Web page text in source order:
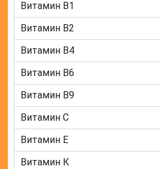
Витамин В1
Витамин В2
Витамин В4
Витамин В6
Витамин В9
Витамин С
Витамин Е
Витамин К